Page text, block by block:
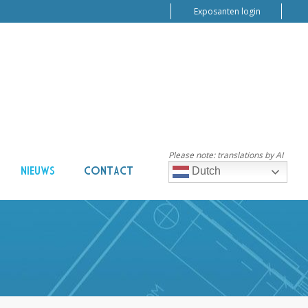
Exposanten login
NIEUWS CONTACT Dutch
Please note: translations by AI